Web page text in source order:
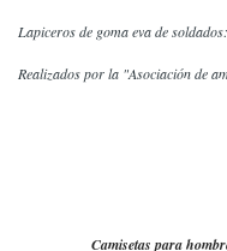
Lapiceros de goma eva de soldados:
Realizados por la "Asociación de
Camisetas para